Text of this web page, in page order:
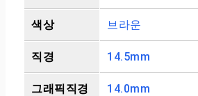
색상 브라운
직경 14.5mm
그래픽직경 14.0mm